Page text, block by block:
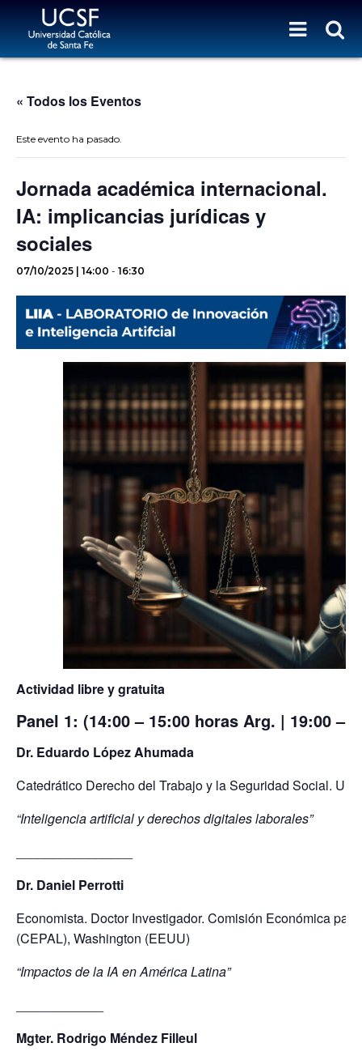
« Todos los Eventos
Este evento ha pasado.
Jornada académica internacional.
IA: implicancias jurídicas y
sociales
07/10/2025 | 14:00 - 16:30
Actividad libre y gratuita
Panel 1: (14:00 – 15:00 horas Arg. | 19:00 –
Dr. Eduardo López Ahumada
Catedrático Derecho del Trabajo y la Seguridad Social.
“Inteligencia artificial y derechos digitales laborales”
Dr. Daniel Perrotti
Economista. Doctor Investigador. Comisión Económica
(CEPAL), Washington (EEUU)
“Impactos de la IA en América Latina”
Mgter. Rodrigo Méndez Filleul